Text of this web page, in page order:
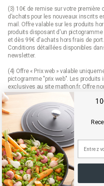
(3) 10€ de remise sur votre
d’achats pour les nouveaux inscrits
mail. Offre valable sur les produits
produits disposant d'un
et dès 99€ d'achats hors frais de port.
Conditions détaillées disponibles
newsletter.
(4) Offre « Prix web » valable
pictogramme "prix web". Les
exclusives au site mathon.fr. Offre
Mathon.fr est membre de la FEVAD
distance)